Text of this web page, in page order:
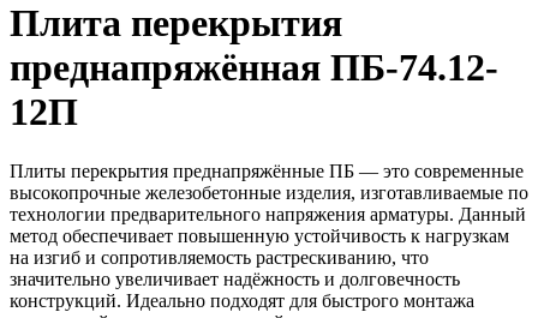
Плита перекрытия
преднапряжённая ПБ-74.12-
12П
Плиты перекрытия преднапряжённые ПБ — это современные
высокопрочные железобетонные изделия, изготавливаемые по
технологии предварительного напряжения арматуры. Данный
метод обеспечивает повышенную устойчивость к нагрузкам
на изгиб и сопротивляемость растрескиванию, что
значительно увеличивает надёжность и долговечность
конструкций. Идеально подходят для быстрого монтажа